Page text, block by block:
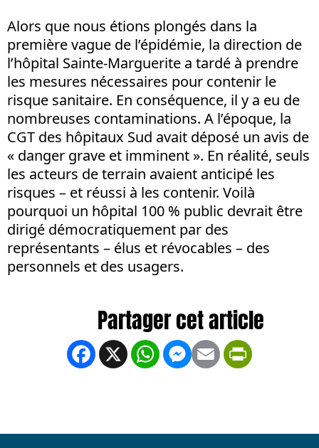
Alors que nous étions plongés dans la
première vague de l’épidémie, la direction de
l’hôpital Sainte-Marguerite a tardé à prendre
les mesures nécessaires pour contenir le
risque sanitaire. En conséquence, il y a eu de
nombreuses contaminations. A l’époque, la
CGT des hôpitaux Sud avait déposé un avis de
« danger grave et imminent ». En réalité, seuls
les acteurs de terrain avaient anticipé les
risques – et réussi à les contenir. Voilà
pourquoi un hôpital 100 % public devrait être
dirigé démocratiquement par des
représentants – élus et révocables – des
personnels et des usagers.
Facebook
X WhatsApp
Messenger
Email